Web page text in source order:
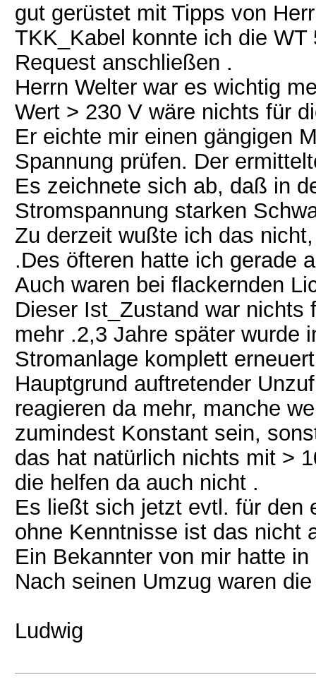
gut gerüstet mit Tipps von
TKK_Kabel konnte ich die
Request anschließen .
Herrn Welter war es wichtig
Wert > 230 V wäre nichts für
Er eichte mir einen gängigen
Spannung prüfen. Der
Es zeichnete sich ab, daß in
Stromspannung starken
Zu derzeit wußte ich das
.Des öfteren hatte ich gerade
Auch waren bei flackernden
Dieser Ist_Zustand war nichts
mehr .2,3 Jahre später wurde
Stromanlage komplett
Hauptgrund auftretender
reagieren da mehr, manche
zumindest Konstant sein,
das hat natürlich nichts mit >
die helfen da auch nicht .
Es ließt sich jetzt evtl. für den
ohne Kenntnisse ist das nicht
Ein Bekannter von mir hatte
Nach seinen Umzug waren
Ludwig